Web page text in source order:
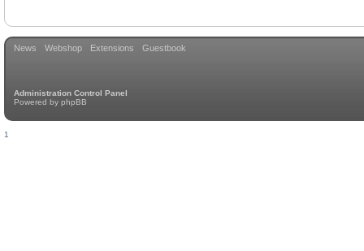
News Webshop Extensions Guestbook
Administration Control Panel
Powered by phpBB
1